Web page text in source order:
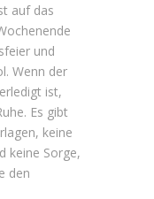
auf das
und
Wenn der
ist,
Es gibt
keine
keine Sorge,
den